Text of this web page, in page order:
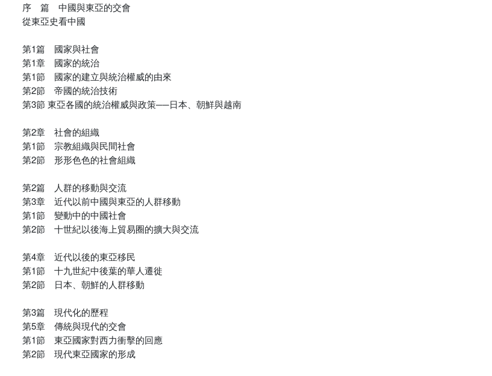
序 篇 中國與東亞的交會
從東亞史看中國
第1篇 國家與社會
第1章 國家的統治
第1節 國家的建立與統治權威的由來
第2節 帝國的統治技術
第3節 東亞各國的統治權威與政策──日本、朝鮮與越南
第2章 社會的組織
第1節 宗教組織與民間社會
第2節 形形色色的社會組織
第2篇 人群的移動與交流
第3章 近代以前中國與東亞的人群移動
第1節 變動中的中國社會
第2節 十世紀以後海上貿易圈的擴大與交流
第4章 近代以後的東亞移民
第1節 十九世紀中後葉的華人遷徙
第2節 日本、朝鮮的人群移動
第3篇 現代化的歷程
第5章 傳統與現代的交會
第1節 東亞國家對西力衝擊的回應
第2節 現代東亞國家的形成